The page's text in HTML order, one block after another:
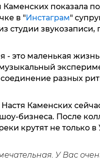
Каменских показала
в "Инстаграм"
студии
- это маленькая
соединение разных
Каменских
бизнеса. После
крутят не только
У Вас